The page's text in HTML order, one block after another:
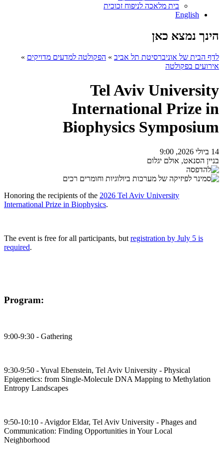
בית מלאכה לניפוח זכוכית
English
הינך נמצא כאן
לדף הבית של אוניברסיטת תל אביב » הפקולטה למדעים מדויקים »
אירועים בפקולטה
Tel Aviv University
International Prize in
Biophysics Symposium
14 ביולי 2026, 9:00
בניין הסנאט, אולם יגלום
Honoring the recipients of the 2026 Tel Aviv University
International Prize in Biophysics.
The event is free for all participants, but registration by July 5 is
required.
Program:
9:00-9:30 - Gathering
9:30-9:50 - Yuval Ebenstein, Tel Aviv University - Physical
Epigenetics: from Single-Molecule DNA Mapping to Methylation
Entropy Landscapes
9:50-10:10 - Avigdor Eldar, Tel Aviv University - Phages and
Communication: Finding Opportunities in Your Local
Neighborhood